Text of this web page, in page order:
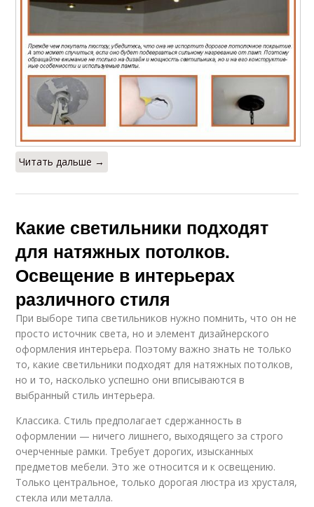
Читать дальше →
Какие светильники подходят
для натяжных потолков.
Освещение в интерьерах
различного стиля
При выборе типа светильников нужно помнить, что он не
просто источник света, но и элемент дизайнерского
оформления интерьера. Поэтому важно знать не только
то, какие светильники подходят для натяжных потолков,
но и то, насколько успешно они вписываются в
выбранный стиль интерьера.
Классика. Стиль предполагает сдержанность в
оформлении — ничего лишнего, выходящего за строго
очерченные рамки. Требует дорогих, изысканных
предметов мебели. Это же относится и к освещению.
Только центральное, только дорогая люстра из хрусталя,
стекла или металла.